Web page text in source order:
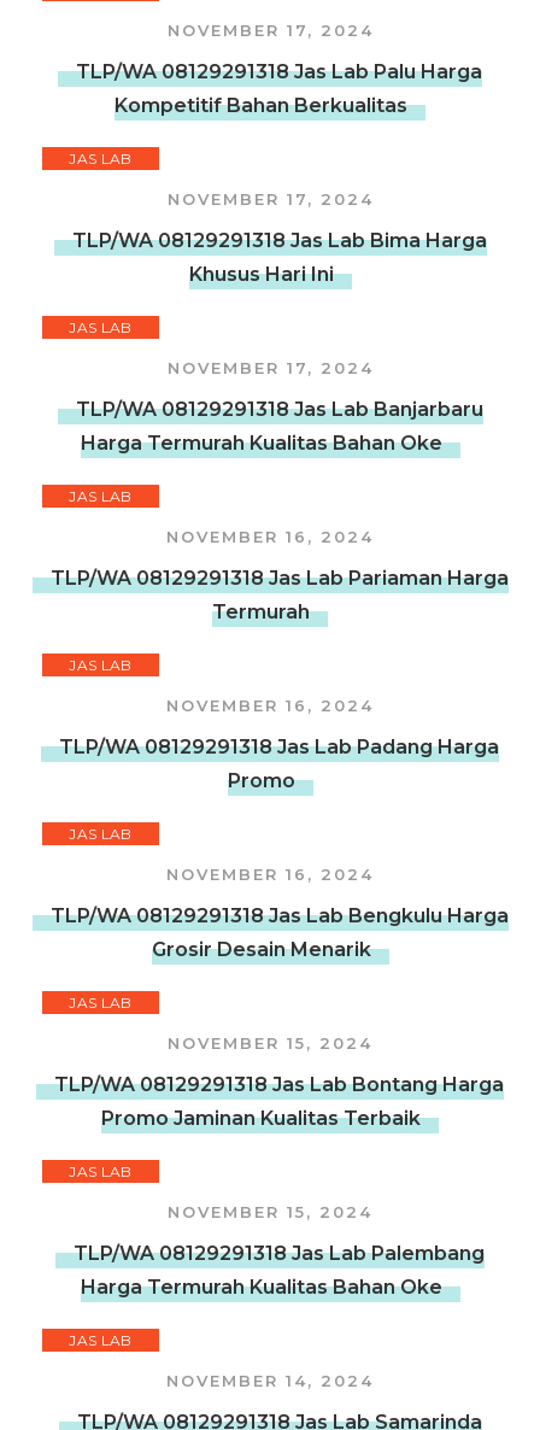
NOVEMBER 17, 2024
TLP/WA 08129291318 Jas Lab Palu Harga
Kompetitif Bahan Berkualitas
JAS LAB
NOVEMBER 17, 2024
TLP/WA 08129291318 Jas Lab Bima Harga
Khusus Hari Ini
JAS LAB
NOVEMBER 17, 2024
TLP/WA 08129291318 Jas Lab Banjarbaru
Harga Termurah Kualitas Bahan Oke
JAS LAB
NOVEMBER 16, 2024
TLP/WA 08129291318 Jas Lab Pariaman Harga
Termurah
JAS LAB
NOVEMBER 16, 2024
TLP/WA 08129291318 Jas Lab Padang Harga
Promo
JAS LAB
NOVEMBER 16, 2024
TLP/WA 08129291318 Jas Lab Bengkulu Harga
Grosir Desain Menarik
JAS LAB
NOVEMBER 15, 2024
TLP/WA 08129291318 Jas Lab Bontang Harga
Promo Jaminan Kualitas Terbaik
JAS LAB
NOVEMBER 15, 2024
TLP/WA 08129291318 Jas Lab Palembang
Harga Termurah Kualitas Bahan Oke
JAS LAB
NOVEMBER 14, 2024
TLP/WA 08129291318 Jas Lab Samarinda